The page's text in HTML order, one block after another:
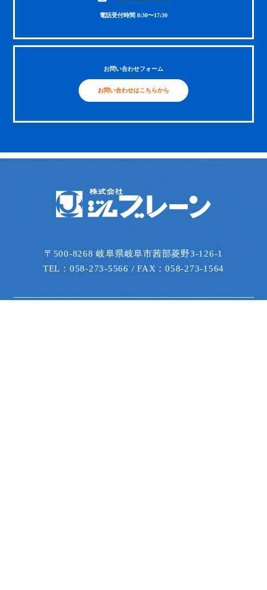
電話受付時間 8:30〜17:30
お問い合わせフォーム
お問い合わせはこちらから
〒500-8268 岐阜県岐阜市茜部菱野3-126-1
TEL：058-273-5566 / FAX：058-273-1564